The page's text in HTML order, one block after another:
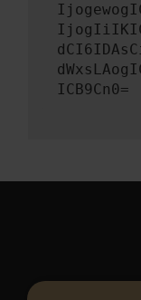
ICB9Cn0=